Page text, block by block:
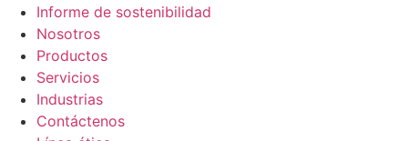
Informe de sostenibilidad
Nosotros
Productos
Servicios
Industrias
Contáctenos